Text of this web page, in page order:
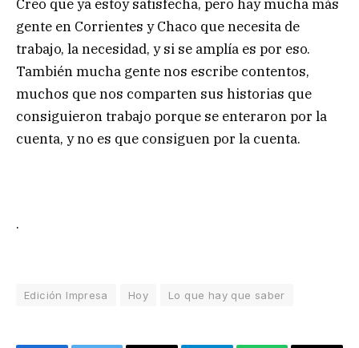
Creo que ya estoy satisfecha, pero hay mucha más
gente en Corrientes y Chaco que necesita de
trabajo, la necesidad, y si se amplía es por eso.
También mucha gente nos escribe contentos,
muchos que nos comparten sus historias que
consiguieron trabajo porque se enteraron por la
cuenta, y no es que consiguen por la cuenta.
.
Edición Impresa Hoy Lo que hay que saber